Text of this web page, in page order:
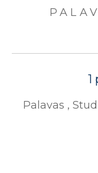
1
Palavas ,